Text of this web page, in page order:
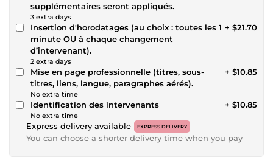
supplémentaires seront appliqués.
3 extra days
Insertion d'horodatages (au choix : toutes les 1
minute OU à chaque changement
d’intervenant).
2 extra days
+ $21.70
Mise en page professionnelle (titres, sous-
titres, liens, langue, paragraphes aérés).
No extra time
+ $10.85
Identification des intervenants
No extra time
+ $10.85
Express delivery available EXPRESS DELIVERY
You can choose a shorter delivery time when you pay